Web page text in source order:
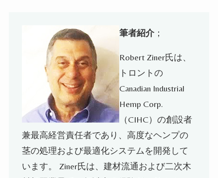
筆者紹介；
Robert Ziner氏は、
トロントの
Canadian Industrial
Hemp Corp.
（CIHC）の創設者
兼最高経営責任者であり、高度なヘンプの
茎の処理および最適化システムを開発して
います。 Ziner氏は、建材流通および二次木